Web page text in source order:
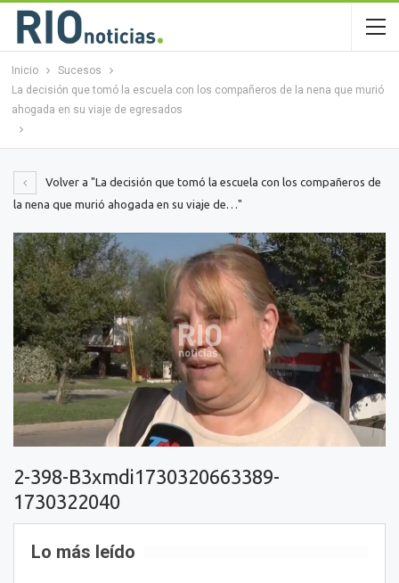
Inicio
Sucesos
La decisión que tomó la escuela con los compañeros de la nena que murió
ahogada en su viaje de egresados
Volver a "La decisión que tomó la escuela con los compañeros de
la nena que murió ahogada en su viaje de…"
2-398-B3xmdi1730320663389-
1730322040
Lo más leído